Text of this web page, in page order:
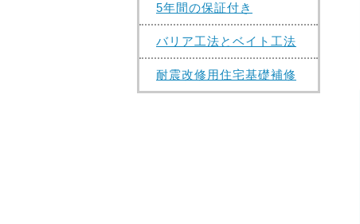
5年間の保証付き
バリア工法とベイト工法
耐震改修用住宅基礎補修